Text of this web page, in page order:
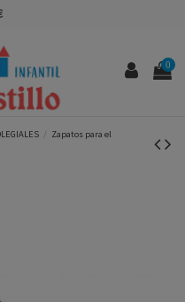
0
Zapatos para el